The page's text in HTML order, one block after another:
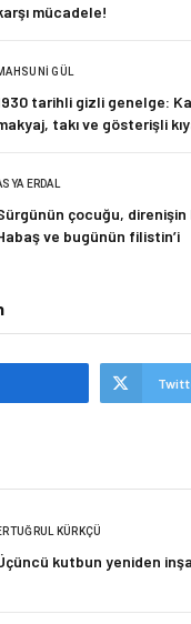
mücadele!
GÜL
tarihli gizli genelge:
takı ve gösterişli
ERDAL
çocuğu, direnişin
ve bugünün filistin’i
KÜRKÇÜ
kutbun yeniden